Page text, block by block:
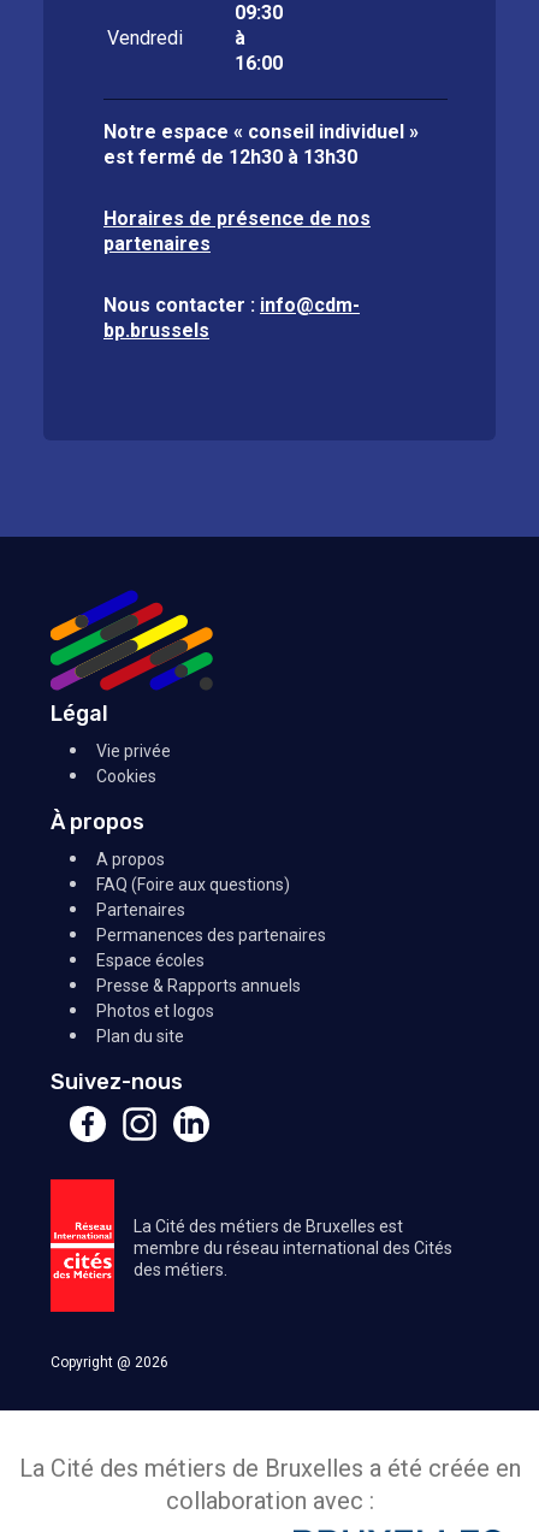
Vendredi
09:30
à
16:00
Notre espace « conseil individuel »
est fermé de 12h30 à 13h30
Horaires de présence de nos
partenaires
Nous contacter : info@cdm-
bp.brussels
Légal
Vie privée
Cookies
À propos
A propos
FAQ (Foire aux questions)
Partenaires
Permanences des partenaires
Espace écoles
Presse & Rapports annuels
Photos et logos
Plan du site
Suivez-nous
La Cité des métiers de Bruxelles est
membre du réseau international des Cités
des métiers.
Copyright @ 2026
La Cité des métiers de Bruxelles a été créée en
collaboration avec :